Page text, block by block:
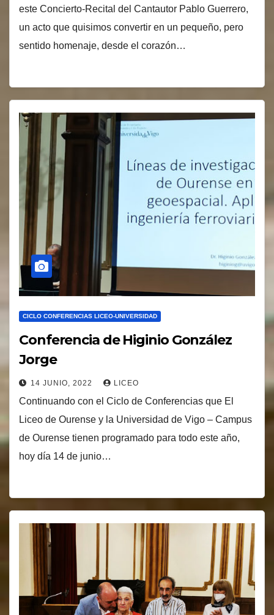
este Concierto-Recital del Cantautor Pablo Guerrero,
un acto que quisimos convertir en un pequeño, pero
sentido homenaje, desde el corazón…
CICLO CONFERENCIAS LICEO-UNIVERSIDAD
Conferencia de Higinio González
Jorge
14 JUNIO, 2022 LICEO
Continuando con el Ciclo de Conferencias que El
Liceo de Ourense y la Universidad de Vigo – Campus
de Ourense tienen programado para todo este año,
hoy día 14 de junio…